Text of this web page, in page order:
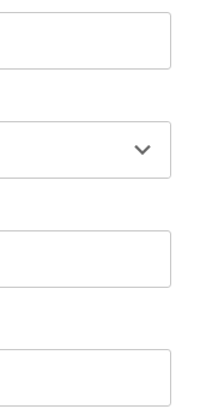
and should be